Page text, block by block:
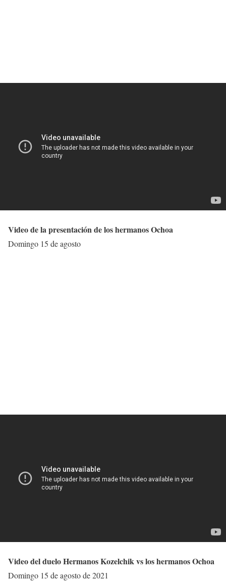
Video de la presentación de los hermanos Ochoa
Domingo 15 de agosto
Video del duelo Hermanos Kozelchik vs los hermanos Ochoa
Domingo 15 de agosto de 2021